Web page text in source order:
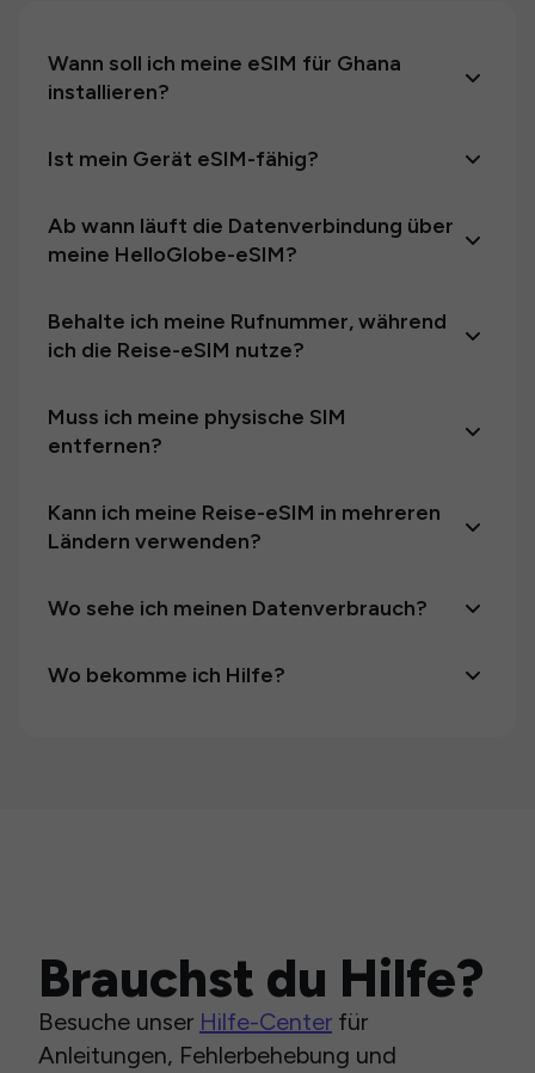
Wann soll ich meine eSIM für Ghana
installieren?
Ist mein Gerät eSIM-fähig?
Ab wann läuft die Datenverbindung über
meine HelloGlobe-eSIM?
Behalte ich meine Rufnummer, während
ich die Reise-eSIM nutze?
Muss ich meine physische SIM
entfernen?
Kann ich meine Reise-eSIM in mehreren
Ländern verwenden?
Wo sehe ich meinen Datenverbrauch?
Wo bekomme ich Hilfe?
Brauchst du Hilfe?
Besuche unser Hilfe-Center für
Anleitungen, Fehlerbehebung und